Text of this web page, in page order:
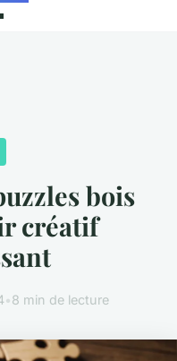
bois
créatif
•8 min de lecture